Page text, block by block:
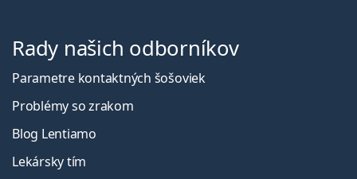
Rady našich odborníkov
Parametre kontaktných šošoviek
Problémy so zrakom
Blog Lentiamo
Lekársky tím